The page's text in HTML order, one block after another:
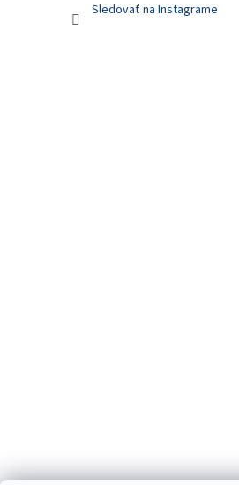
Sledovať na Instagrame